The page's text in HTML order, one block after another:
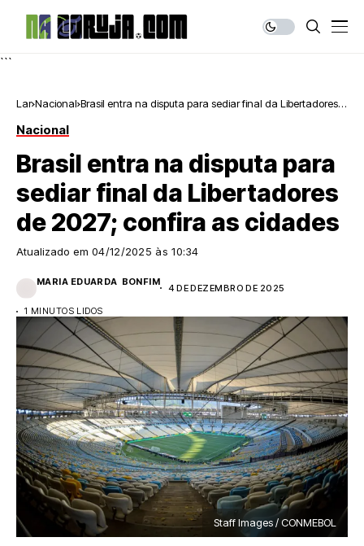
```
Lar Nacional Brasil entra na disputa para sediar final da Libertadores
Nacional
Brasil entra na disputa para
sediar final da Libertadores
de 2027; confira as cidades
Atualizado em 04/12/2025 às 10:34
MARIA EDUARDA BONFIM
4 DE DEZEMBRO DE 2025
1 MINUTOS LIDOS
Staff Images / CONMEBOL